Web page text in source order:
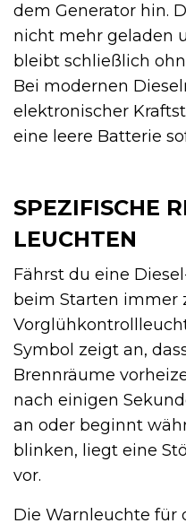
dem Generator hin.
nicht mehr geladen
bleibt schließlich
Bei modernen
elektronischer
eine leere Batterie
SPEZIFISCHE
LEUCHTEN
Fährst du eine
beim Starten immer
Symbol zeigt an,
Brennräume
nach einigen
an oder beginnt
blinken, liegt eine
vor.
Die Warnleuchte für